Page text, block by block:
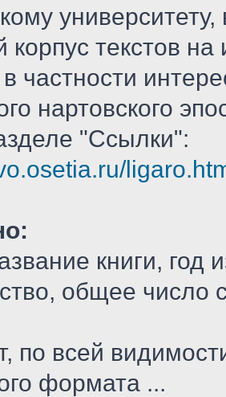
корпус текстов на
частности
нартовского
"Ссылки":
книги, год
общее число
по всей
формата ...